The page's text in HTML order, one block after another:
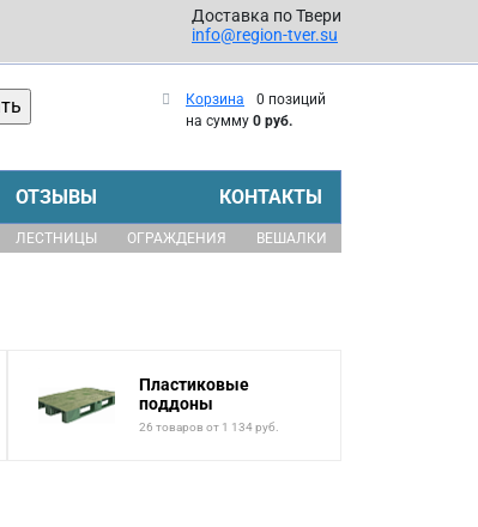
Доставка по Твери
info@region-tver.su
Корзина
0 позиций
на сумму 0 руб.
ОТЗЫВЫ КОНТАКТЫ
ЛЕСТНИЦЫ ОГРАЖДЕНИЯ ВЕШАЛКИ
Пластиковые
поддоны
26 товаров от 1 134 руб.